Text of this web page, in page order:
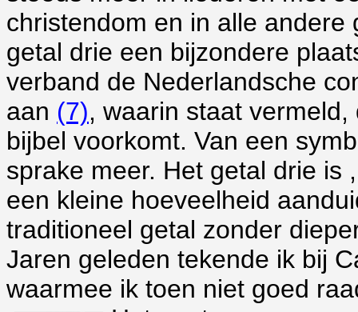
christendom en in alle andere
getal drie een bijzondere
verband de Nederlandsche
aan (7), waarin staat
bijbel voorkomt. Van een
sprake meer. Het getal drie is
een kleine hoeveelheid
traditioneel getal zonder
Jaren geleden tekende ik bij
waarmee ik toen niet goed